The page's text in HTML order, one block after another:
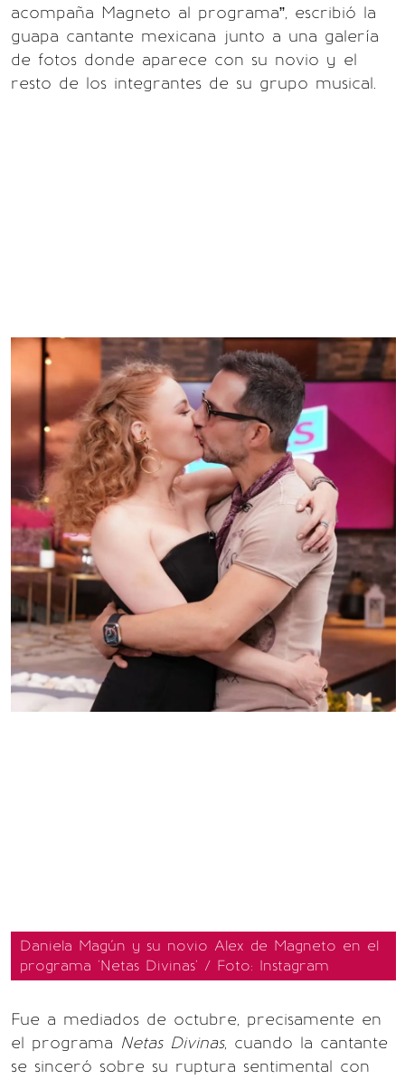
acompaña Magneto al programa”, escribió la
guapa cantante mexicana junto a una galería
de fotos donde aparece con su novio y el
resto de los integrantes de su grupo musical.
Daniela Magún y su novio Alex de Magneto en el
programa 'Netas Divinas' / Foto: Instagram
Fue a mediados de octubre, precisamente en
el programa Netas Divinas, cuando la cantante
se sinceró sobre su ruptura sentimental con